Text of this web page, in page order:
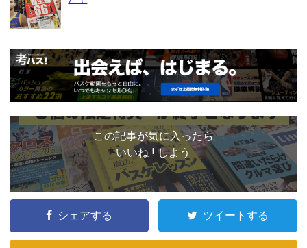
この記事が気に入ったら
いいね ! しよう
シェアする ツイートする